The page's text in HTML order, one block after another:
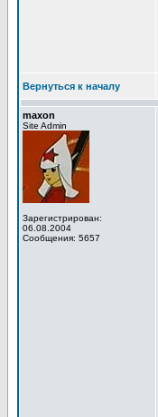
Вернуться к началу
maxon
Site Admin
Зарегистрирован:
06.08.2004
Сообщения: 5657